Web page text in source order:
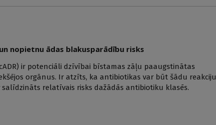
nopietnu ādas blakusparādību risks
ir potenciāli dzīvībai bīstamas zāļu paaugstinātas
orgānus. Ir atzīts, ka antibiotikas var būt šādu reakciju
relatīvais risks dažādās antibiotiku klasēs.